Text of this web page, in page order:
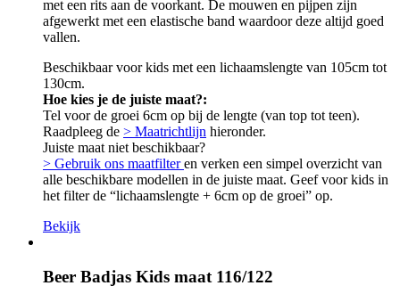
met een rits aan de voorkant. De mouwen en pijpen zijn
afgewerkt met een elastische band waardoor deze altijd goed
vallen.
Beschikbaar voor kids met een lichaamslengte van 105cm tot
130cm.
Hoe kies je de juiste maat?:
Tel voor de groei 6cm op bij de lengte (van top tot teen).
Raadpleeg de > Maatrichtlijn hieronder.
Juiste maat niet beschikbaar?
> Gebruik ons maatfilteren verken een simpel overzicht van
alle beschikbare modellen in de juiste maat. Geef voor kids in
het filter de “lichaamslengte + 6cm op de groei” op.
Bekijk
Beer Badjas Kids maat 116/122